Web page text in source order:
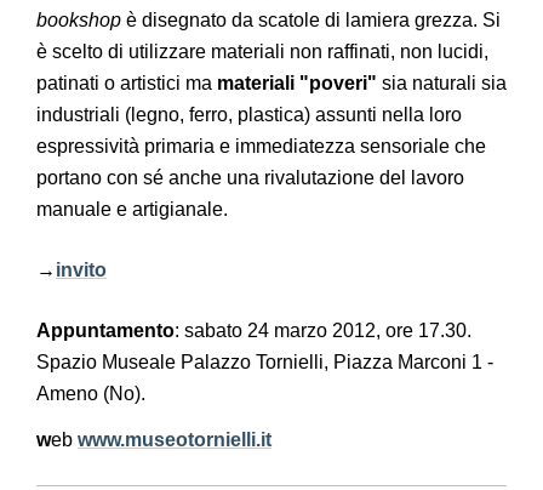
bookshop è disegnato da scatole di lamiera grezza. Si
è scelto di utilizzare materiali non raffinati, non lucidi,
patinati o artistici ma materiali "poveri" sia naturali sia
industriali (legno, ferro, plastica) assunti nella loro
espressività primaria e immediatezza sensoriale che
portano con sé anche una rivalutazione del lavoro
manuale e artigianale.
→ invito
Appuntamento: sabato 24 marzo 2012, ore 17.30.
Spazio Museale Palazzo Tornielli, Piazza Marconi 1 -
Ameno (No).
web www.museotornielli.it